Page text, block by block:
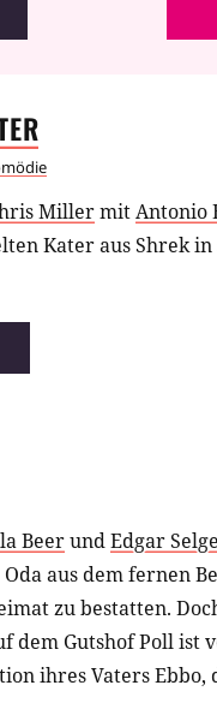
MillermitAntonio
Kater aus Shrek
BeerundEdgar Selge
aus dem fernen
zu bestatten.
dem Gutshof Poll
ihres Vaters